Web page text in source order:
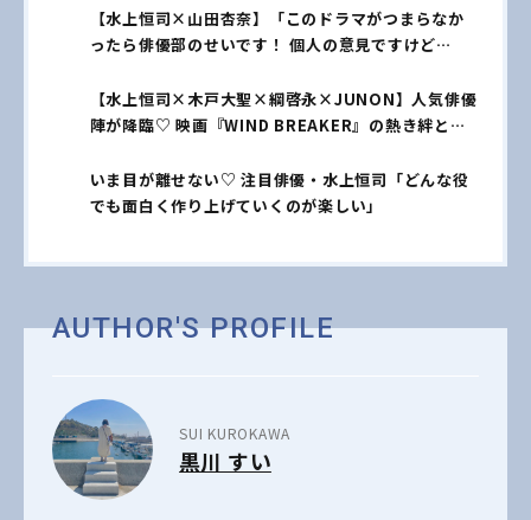
【水上恒司×山田杏奈】「このドラマがつまらなか
ったら俳優部のせいです！ 個人の意見ですけど
【水上恒司×木戸大聖×綱啓永×JUNON】人気俳優
陣が降臨♡ 映画『WIND BREAKER』の熱き絆とプ
いま目が離せない♡ 注目俳優・水上恒司「どんな役
でも面白く作り上げていくのが楽しい」
AUTHOR'S PROFILE
SUI KUROKAWA
黒川 すい